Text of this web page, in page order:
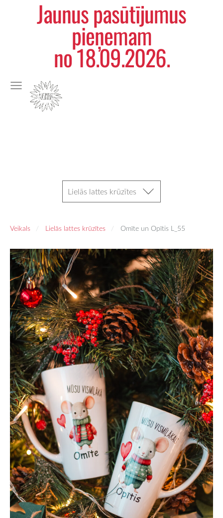
Jaunus pasūtījumus
pieņemam
no 18.09.2026.
Lielās lattes krūzītes
Veikals Lielās lattes krūzītes Omīte un Opītis L_55